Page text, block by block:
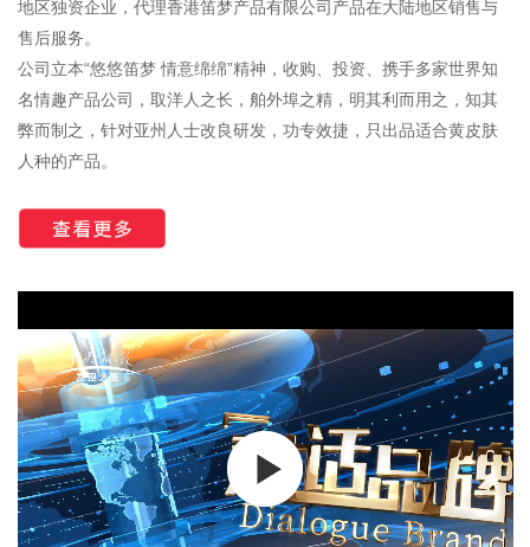
地区独资企业，代理香港笛梦产品有限公司产品在大陆地区销售与
售后服务。
公司立本“悠悠笛梦 情意绵绵”精神，收购、投资、携手多家世界知
名情趣产品公司，取洋人之长，舶外埠之精，明其利而用之，知其
弊而制之，针对亚州人士改良研发，功专效捷，只出品适合黄皮肤
人种的产品。